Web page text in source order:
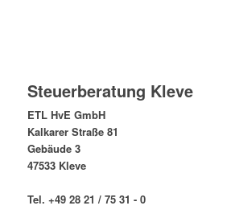
Steuerberatung Kleve
ETL HvE GmbH
Kalkarer Straße 81
Gebäude 3
47533 Kleve
Tel. +49 28 21 / 75 31 - 0